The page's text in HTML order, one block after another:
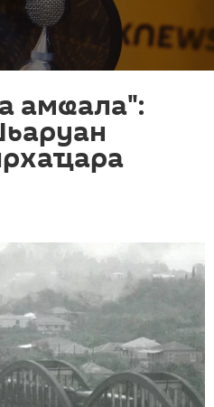
амҩала":